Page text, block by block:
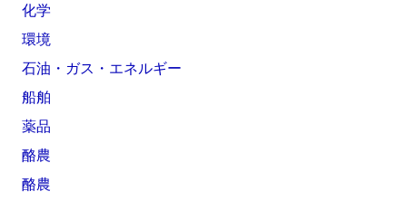
化学
環境
石油・ガス・エネルギー
船舶
薬品
酪農
酪農